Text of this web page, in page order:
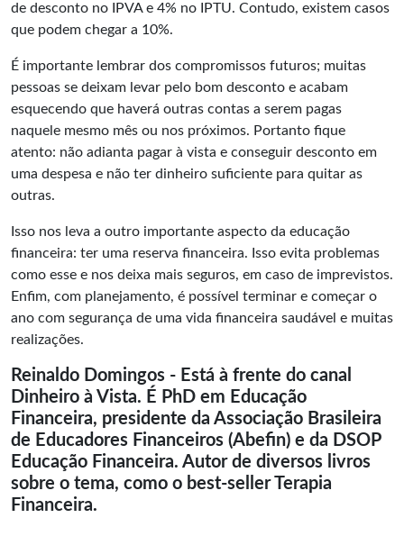
de desconto no IPVA e 4% no IPTU. Contudo, existem casos
que podem chegar a 10%.
É importante lembrar dos compromissos futuros; muitas
pessoas se deixam levar pelo bom desconto e acabam
esquecendo que haverá outras contas a serem pagas
naquele mesmo mês ou nos próximos. Portanto fique
atento: não adianta pagar à vista e conseguir desconto em
uma despesa e não ter dinheiro suficiente para quitar as
outras.
Isso nos leva a outro importante aspecto da educação
financeira: ter uma reserva financeira. Isso evita problemas
como esse e nos deixa mais seguros, em caso de imprevistos.
Enfim, com planejamento, é possível terminar e começar o
ano com segurança de uma vida financeira saudável e muitas
realizações.
Reinaldo Domingos - Está à frente do canal
Dinheiro à Vista. É PhD em Educação
Financeira, presidente da Associação Brasileira
de Educadores Financeiros (Abefin) e da DSOP
Educação Financeira. Autor de diversos livros
sobre o tema, como o best-seller Terapia
Financeira.